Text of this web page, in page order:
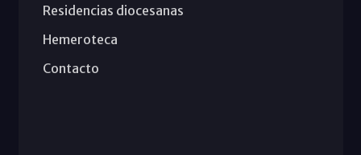
Residencias diocesanas
Hemeroteca
Contacto